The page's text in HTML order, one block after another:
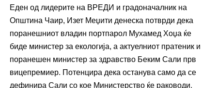
Еден од лидерите на ВРЕДИ и градоначалник на
Општина Чаир, Изет Меџити денеска потврди дека
поранешниот владин портпарол Мухамед Хоџа ќе
биде министер за екологија, а актуелниот пратеник и
поранешен министер за здравство Беким Сали прв
вицепремиер. Потенцира дека останува само да се
дефинира Сали со кое Министерство ќе раководи.